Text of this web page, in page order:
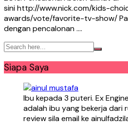
sini http://www.nick.com/kids-
awards/vote/favorite-tv-show/
dengan pencalonan ….
Siapa Saya
Ibu kepada 3 puteri. Ex
adalah ibu yang bekerja dari
review sila email ke